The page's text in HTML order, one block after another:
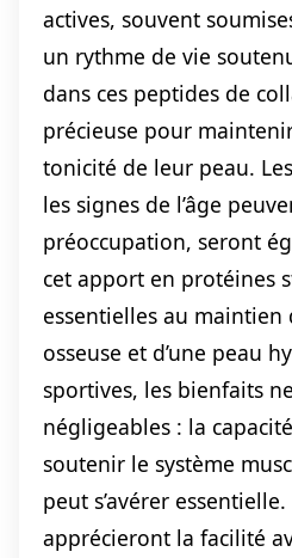
actives, souvent
un rythme de vie
dans ces peptides de
précieuse pour
tonicité de leur peau.
les signes de l’âge
préoccupation, seront
cet apport en protéines
essentielles au maintien
osseuse et d’une peau
sportives, les bienfaits
négligeables : la
soutenir le système
peut s’avérer
apprécieront la facilité